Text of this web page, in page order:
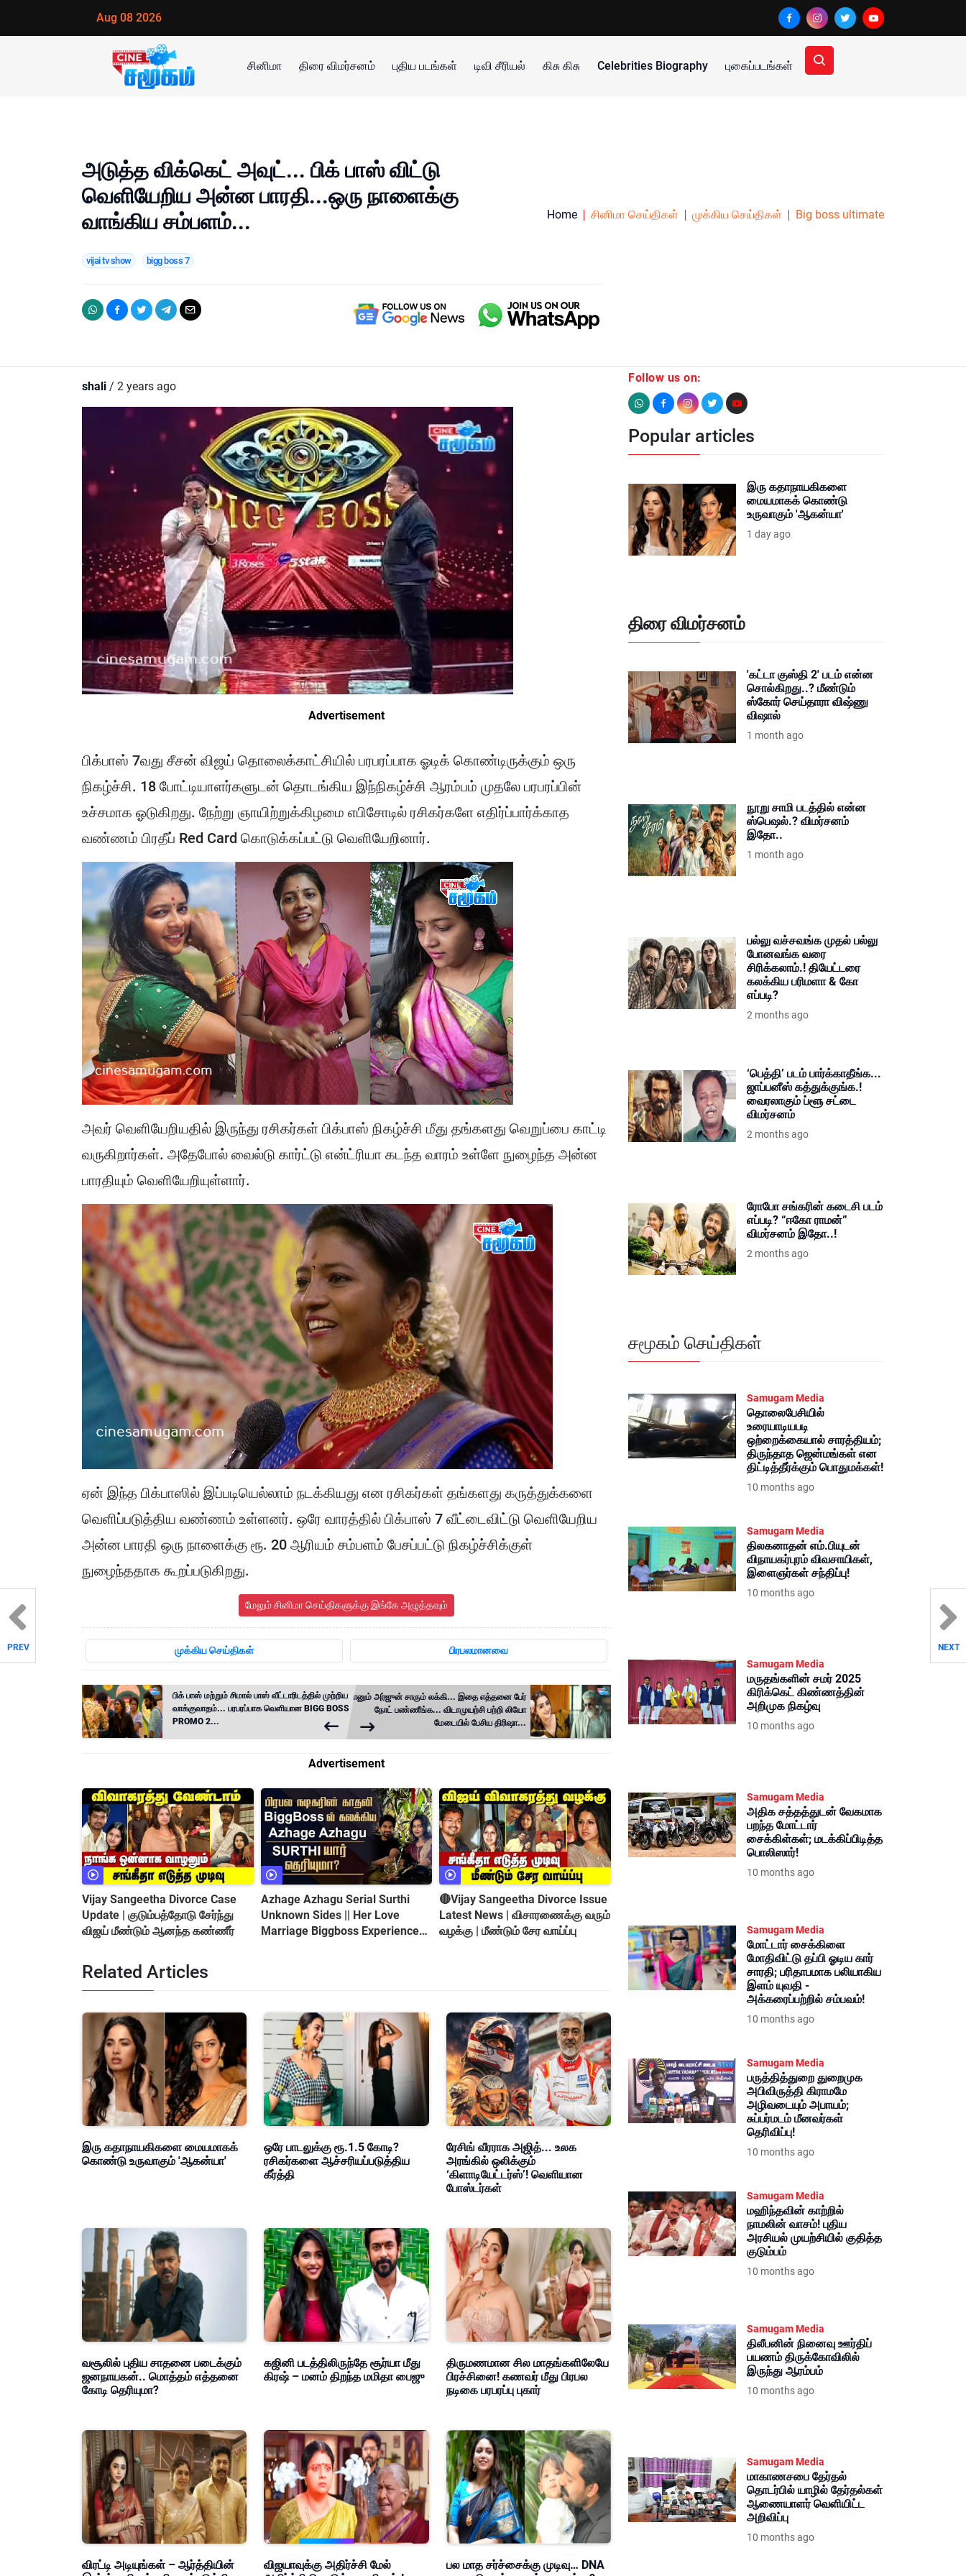
Aug 08 2026
சினிமா திரை விமர்சனம் புதிய படங்கள் டிவி சீரியல் கிசு கிசு Celebrities Biography புகைப்படங்கள்
அடுத்த விக்கெட் அவுட்... பிக் பாஸ் விட்டு
வெளியேறிய அன்ன பாரதி...ஒரு நாளைக்கு
வாங்கிய சம்பளம்...
vijai tv show bigg boss 7
Home சினிமா செய்திகள் முக்கிய செய்திகள் Big boss ultimate
shali / 2 years ago
Advertisement
பிக்பாஸ் 7வது சீசன் விஜய் தொலைக்காட்சியில் பரபரப்பாக ஓடிக் கொண்டிருக்கும் ஒரு
நிகழ்ச்சி. 18 போட்டியாளர்களுடன் தொடங்கிய இந்நிகழ்ச்சி ஆரம்பம் முதலே பரபரப்பின்
உச்சமாக ஓடுகிறது. நேற்று ஞாயிற்றுக்கிழமை எபிசோடில் ரசிகர்களே எதிர்ப்பார்க்காத
வண்ணம் பிரதீப் Red Card கொடுக்கப்பட்டு வெளியேறினார்.
அவர் வெளியேறியதில் இருந்து ரசிகர்கள் பிக்பாஸ் நிகழ்ச்சி மீது தங்களது வெறுப்பை காட்டி
வருகிறார்கள். அதேபோல் வைல்டு கார்ட்டு என்ட்ரியா கடந்த வாரம் உள்ளே நுழைந்த அன்ன
பாரதியும் வெளியேறியுள்ளார்.
ஏன் இந்த பிக்பாஸில் இப்படியெல்லாம் நடக்கியது என ரசிகர்கள் தங்களது கருத்துக்களை
வெளிப்படுத்திய வண்ணம் உள்ளனர். ஒரே வாரத்தில் பிக்பாஸ் 7 வீட்டைவிட்டு வெளியேறிய
அன்ன பாரதி ஒரு நாளைக்கு ரூ. 20 ஆரியம் சம்பளம் பேசப்பட்டு நிகழ்ச்சிக்குள்
நுழைந்ததாக கூறப்படுகிறது.
மேலும் சினிமா செய்திகளுக்கு இங்கே அழுத்தவும்
முக்கிய செய்திகள் பிரபலமானவை
பிக் பாஸ் மற்றும் சிமால் பாஸ் வீட்டாரிடத்தில் முற்றிய
வாக்குவாதம்... பரபரப்பாக வெளியான BIGG BOSS
PROMO 2...
நானும் அர்ஜுன் சாரும் லக்கி... இதை எத்தனை பேர்
நோட் பண்ணீங்க... விடாமுயற்சி பற்றி லியோ
மேடையில் பேசிய திரிஷா...
PREV NEXT
Advertisement
Vijay Sangeetha Divorce Case
Update | குடும்பத்தோடு சேர்ந்து
விஜய் மீண்டும் ஆனந்த கண்ணீர்
Azhage Azhagu Serial Surthi
Unknown Sides || Her Love
Marriage Biggboss Experience
🔴Vijay Sangeetha Divorce Issue
Latest News | விசாரணைக்கு வரும்
வழக்கு | மீண்டும் சேர வாய்ப்பு
Related Articles
இரு கதாநாயகிகளை மையமாகக்
கொண்டு உருவாகும் 'ஆகன்யா'
ஒரே பாடலுக்கு ரூ.1.5 கோடி?
ரசிகர்களை ஆச்சரியப்படுத்திய
கீர்த்தி
ரேசிங் வீரராக அஜித்... உலக
அரங்கில் ஒலிக்கும்
‘கிளாடியேட்டர்ஸ்’! வெளியான
போஸ்டர்கள்
வசூலில் புதிய சாதனை படைக்கும்
ஜனநாயகன்.. மொத்தம் எத்தனை
கோடி தெரியுமா?
கஜினி படத்திலிருந்தே சூர்யா மீது
கிரஷ் – மனம் திறந்த மமிதா பைஜு
திருமணமான சில மாதங்களிலேயே
பிரச்சினை! கணவர் மீது பிரபல
நடிகை பரபரப்பு புகார்
விரட்டி அடியுங்கள் – ஆர்த்தியின்
விஜயாவுக்கு அதிர்ச்சி மேல்
பல மாத சர்ச்சைக்கு முடிவு… DNA
Follow us on:
Popular articles
இரு கதாநாயகிகளை
மையமாகக் கொண்டு
உருவாகும் 'ஆகன்யா'
1 day ago
திரை விமர்சனம்
'கட்டா குஸ்தி 2' படம் என்ன
சொல்கிறது..? மீண்டும்
ஸ்கோர் செய்தாரா விஷ்ணு
விஷால்
1 month ago
நூறு சாமி படத்தில் என்ன
ஸ்பெஷல்.? விமர்சனம்
இதோ..
1 month ago
பல்லு வச்சவங்க முதல் பல்லு
போனவங்க வரை
சிரிக்கலாம்.! தியேட்டரை
கலக்கிய பரிமளா & கோ
எப்படி?
2 months ago
‘பெத்தி’ படம் பார்க்காதீங்க...
ஜாப்பனீஸ் கத்துக்குங்க.!
வைரலாகும் ப்ளூ சட்டை
விமர்சனம்
2 months ago
ரோபோ சங்கரின் கடைசி படம்
எப்படி? “ஈகோ ராமன்”
விமர்சனம் இதோ..!
2 months ago
சமூகம் செய்திகள்
Samugam Media
தொலைபேசியில்
உரையாடியபடி
ஒற்றைக்கையால் சாரத்தியம்;
திருந்தாத ஜென்மங்கள் என
திட்டித்தீர்க்கும் பொதுமக்கள்!
10 months ago
Samugam Media
திலகனாதன் எம்.பியுடன்
விநாயகர்புரம் விவசாயிகள்,
இளைஞர்கள் சந்திப்பு!
10 months ago
Samugam Media
மருதங்களின் சமர் 2025
கிரிக்கெட் கிண்ணத்தின்
அறிமுக நிகழ்வு
10 months ago
Samugam Media
அதிக சத்தத்துடன் வேகமாக
பறந்த மோட்டார்
சைக்கிள்கள்; மடக்கிப்பிடித்த
பொலிஸார்!
10 months ago
Samugam Media
மோட்டார் சைக்கிளை
மோதிவிட்டு தப்பி ஓடிய கார்
சாரதி; பரிதாபமாக பலியாகிய
இளம் யுவதி -
அக்கரைப்பற்றில் சம்பவம்!
10 months ago
Samugam Media
பருத்தித்துறை துறைமுக
அபிவிருத்தி கிராமமே
அழிவடையும் அபாயம்;
சுப்பர்மடம் மீனவர்கள்
தெரிவிப்பு!
10 months ago
Samugam Media
மஹிந்தவின் காற்றில்
நாமலின் வாசம்! புதிய
அரசியல் முயற்சியில் குதித்த
குடும்பம்
10 months ago
Samugam Media
திலீபனின் நினைவு ஊர்திப்
பயணம் திருக்கோவிலில்
இருந்து ஆரம்பம்
10 months ago
Samugam Media
மாகாணசபை தேர்தல்
தொடர்பில் யாழில் தேர்தல்கள்
ஆணையாளர் வெளியிட்ட
அறிவிப்பு
10 months ago